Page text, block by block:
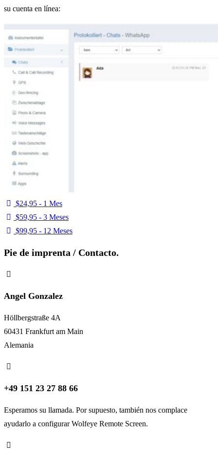
su cuenta en línea:
$24,95 - 1 Mes
$59,95 - 3 Meses
$99,95 - 12 Meses
Pie de imprenta / Contacto.
Angel Gonzalez
Höllbergstraße 4A
60431 Frankfurt am Main
Alemania
+49 151 23 27 88 66
Esperamos su llamada. Por supuesto, también nos complace
ayudarlo a configurar Wolfeye Remote Screen.